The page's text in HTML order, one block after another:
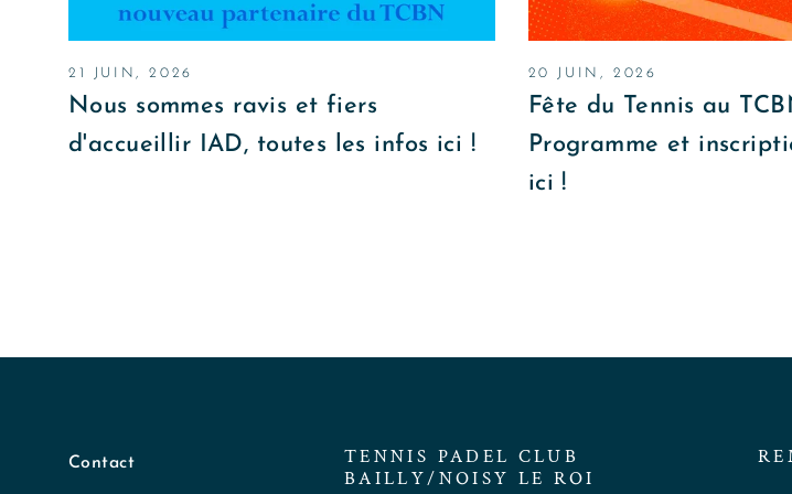
21 JUIN, 2026
Nous sommes ravis et fiers
d'accueillir IAD, toutes les infos ici !
20 JUIN, 2026
Fête du Tennis au
Programme et
ici !
Contact
TENNIS PADEL CLUB
BAILLY/NOISY LE ROI